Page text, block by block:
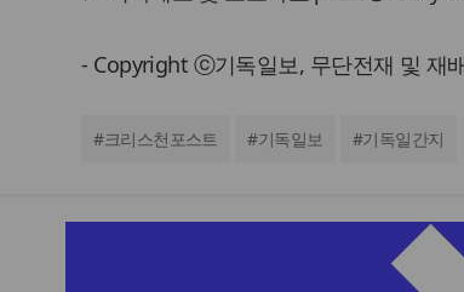
- Copyright ⓒ기독일보, 무단전재 및 재
#크리스천포스트 #기독일보 #기독일간지